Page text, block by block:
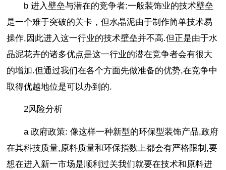
b 进入壁垒与潜在的竞争者:一般装饰业的技术壁垒
是一个难于突破的关卡，但水晶泥由于制作简单技术易
操作,因此进入这一行业的技术壁垒并不高.但正是由于水
晶泥花卉的诸多优点是这一行业的潜在竞争者会有很大
的增加.但通过我们在各个方面先做准备的优势,在竞争中
取得优越地位是可以办到的.
2风险分析
a 政府政策: 像这样一种新型的环保型装饰产品,政府
在其科技质量,原料质量和环保指数上都会有严格限制,要
想在进入新一市场是顺利过关我们就要在技术和原料进